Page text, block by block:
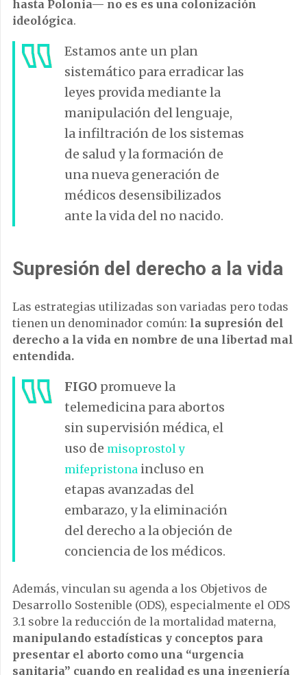
hasta Polonia— no es es una colonización
ideológica.
Estamos ante un plan
sistemático para erradicar las
leyes provida mediante la
manipulación del lenguaje,
la infiltración de los sistemas
de salud y la formación de
una nueva generación de
médicos desensibilizados
ante la vida del no nacido.
Supresión del derecho a la vida
Las estrategias utilizadas son variadas pero todas
tienen un denominador común: la supresión del
derecho a la vida en nombre de una libertad mal
entendida.
FIGO promueve la
telemedicina para abortos
sin supervisión médica, el
uso de misoprostol y
mifepristona incluso en
etapas avanzadas del
embarazo, y la eliminación
del derecho a la objeción de
conciencia de los médicos.
Además, vinculan su agenda a los Objetivos de
Desarrollo Sostenible (ODS), especialmente el ODS
3.1 sobre la reducción de la mortalidad materna,
manipulando estadísticas y conceptos para
presentar el aborto como una “urgencia
sanitaria” cuando en realidad es una ingeniería